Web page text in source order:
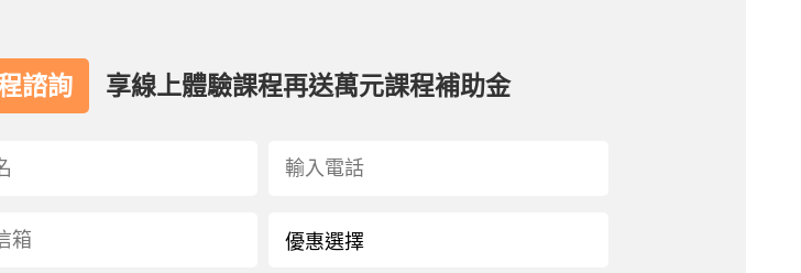
諮詢 享線上體驗課程再送萬元課程補助金